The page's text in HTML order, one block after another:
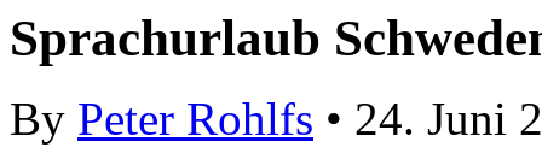
Sprachurlaub
By Peter Rohlfs • 24. Juni